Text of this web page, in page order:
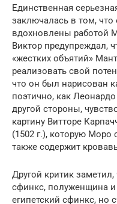
Единственная
заключалась в том,
вдохновлены работой
Виктор предупреждал,
«жестких объятий»
реализовать свой
что он был нарисован
поэтично, как
другой стороны,
картину Витторе
(1502 г.), которую Моро
также содержит
Другой критик
сфинкс, полуженщина и
египетский сфинкс, но